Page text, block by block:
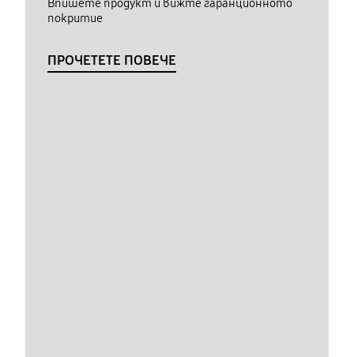
Впишете продукт и вижте гаранционното
покритие
ПРОЧЕТЕТЕ ПОВЕЧЕ